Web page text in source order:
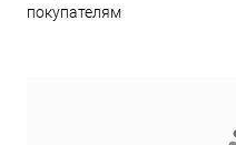
покупателям